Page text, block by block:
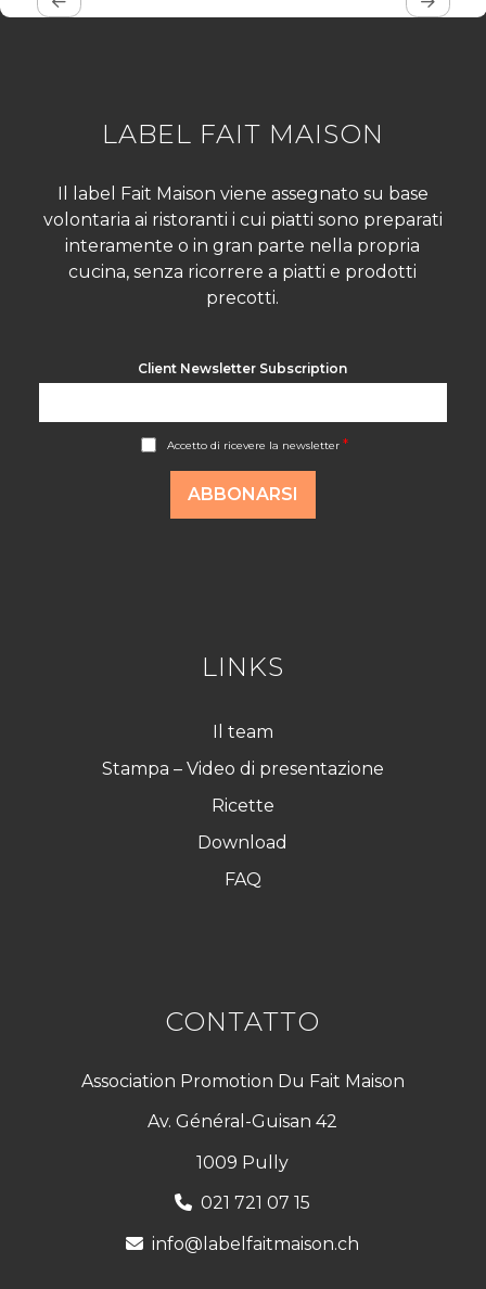
LABEL FAIT MAISON
Il label Fait Maison viene assegnato su base
volontaria ai ristoranti i cui piatti sono preparati
interamente o in gran parte nella propria
cucina, senza ricorrere a piatti e prodotti
precotti.
Client Newsletter Subscription
Accetto di ricevere la newsletter *
ABBONARSI
LINKS
Il team
Stampa – Video di presentazione
Ricette
Download
FAQ
CONTATTO
Association Promotion Du Fait Maison
Av. Général-Guisan 42
1009 Pully
021 721 07 15
info@labelfaitmaison.ch